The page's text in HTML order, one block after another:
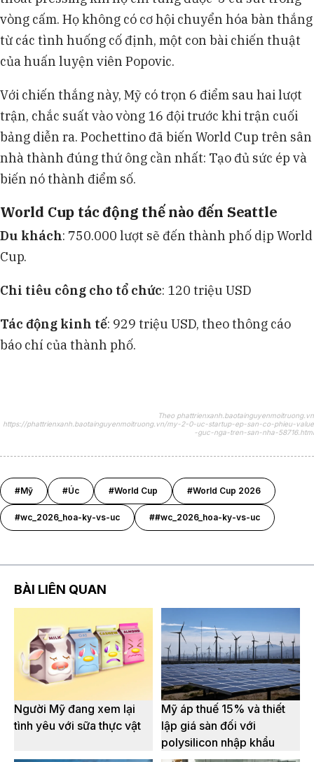
vòng cấm. Họ không có cơ hội chuyển hóa bàn thắng
từ các tình huống cố định, một con bài chiến thuật
của huấn luyện viên Popovic.
Với chiến thắng này, Mỹ có trọn 6 điểm sau hai lượt
trận, chắc suất vào vòng 16 đội trước khi trận cuối
bảng diễn ra. Pochettino đã biến World Cup trên sân
nhà thành đúng thứ ông cần nhất: Tạo đủ sức ép và
biến nó thành điểm số.
World Cup tác động thế nào đến Seattle
Du khách: 750.000 lượt sẽ đến thành phố dịp World
Cup.
Chi tiêu công cho tổ chức: 120 triệu USD
Tác động kinh tế: 929 triệu USD, theo thông cáo
báo chí của thành phố.
Theo phattrienxanh.baotainguyenmoitruong.vn
https://phattrienxanh.baotainguyenmoitruong.vn/my-2-0-uc-startup-ep-san-co-phieu-value
-guc-nga-tren-san-nha-58716.html
#Mỹ #Úc #World Cup #World Cup 2026
#wc_2026_hoa-ky-vs-uc ##wc_2026_hoa-ky-vs-uc
BÀI LIÊN QUAN
Người Mỹ đang xem lại
tình yêu với sữa thực vật
Mỹ áp thuế 15% và thiết
lập giá sàn đối với
polysilicon nhập khẩu